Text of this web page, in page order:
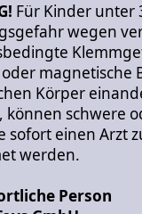
Für Kinder unter
wegen
magnetische
Körper
können schwere
sofort einen Arzt
werden.
Person